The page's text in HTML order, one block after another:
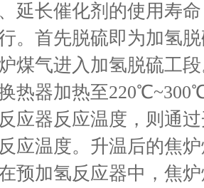
延长催化剂的使用寿
。首先脱硫即为加氢
煤气进入加氢脱硫工
热器加热至
应器反应温度，则通
应温度。升温后的焦
预加氢反应器中，焦